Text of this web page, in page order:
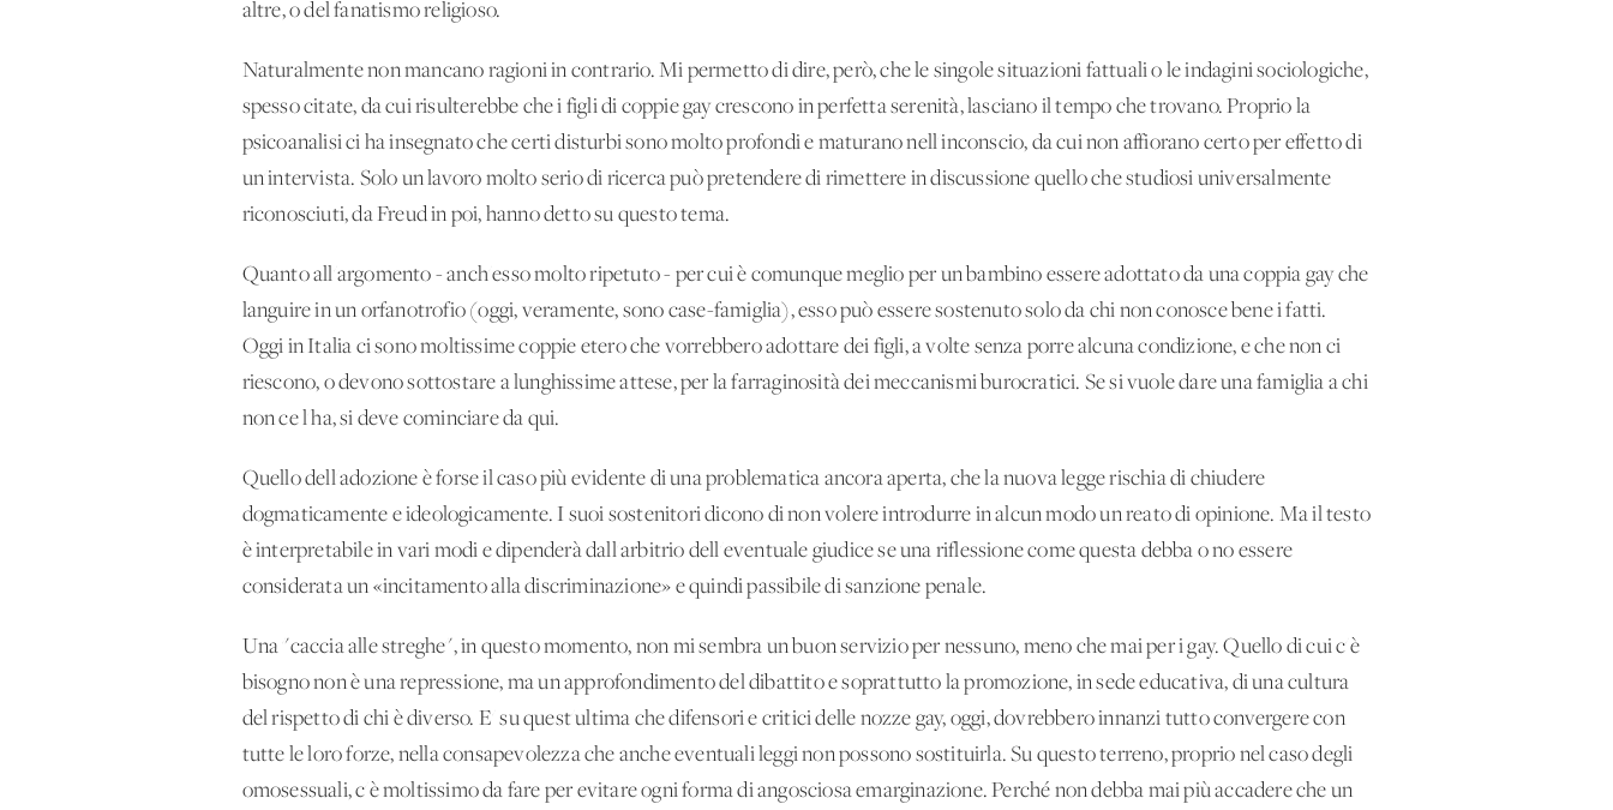
altre, o del fanatismo religioso.
Naturalmente non mancano ragioni in contrario. Mi permetto di dire, però, che le singole situazioni fattuali o le indagini sociologiche,
spesso citate, da cui risulterebbe che i figli di coppie gay crescono in perfetta serenità, lasciano il tempo che trovano. Proprio la
psicoanalisi ci ha insegnato che certi disturbi sono molto profondi e maturano nell'inconscio, da cui non affiorano certo per effetto di
un'intervista. Solo un lavoro molto serio di ricerca può pretendere di rimettere in discussione quello che studiosi universalmente
riconosciuti, da Freud in poi, hanno detto su questo tema.
Quanto all'argomento - anch'esso molto ripetuto - per cui è comunque meglio per un bambino essere adottato da una coppia gay che
languire in un orfanotrofio (oggi, veramente, sono case-famiglia), esso può essere sostenuto solo da chi non conosce bene i fatti.
Oggi in Italia ci sono moltissime coppie etero che vorrebbero adottare dei figli, a volte senza porre alcuna condizione, e che non ci
riescono, o devono sottostare a lunghissime attese, per la farraginosità dei meccanismi burocratici. Se si vuole dare una famiglia a chi
non ce l'ha, si deve cominciare da qui.
Quello dell'adozione è forse il caso più evidente di una problematica ancora aperta, che la nuova legge rischia di chiudere
dogmaticamente e ideologicamente. I suoi sostenitori dicono di non volere introdurre in alcun modo un reato di opinione. Ma il testo
è interpretabile in vari modi e dipenderà dall'arbitrio dell'eventuale giudice se una riflessione come questa debba o no essere
considerata un «incitamento alla discriminazione» e quindi passibile di sanzione penale.
Una "caccia alle streghe", in questo momento, non mi sembra un buon servizio per nessuno, meno che mai per i gay. Quello di cui c'è
bisogno non è una repressione, ma un approfondimento del dibattito e soprattutto la promozione, in sede educativa, di una cultura
del rispetto di chi è diverso. E' su quest'ultima che difensori e critici delle nozze gay, oggi, dovrebbero innanzi tutto convergere con
tutte le loro forze, nella consapevolezza che anche eventuali leggi non possono sostituirla. Su questo terreno, proprio nel caso degli
omosessuali, c'è moltissimo da fare per evitare ogni forma di angosciosa emarginazione. Perché non debba mai più accadere che un